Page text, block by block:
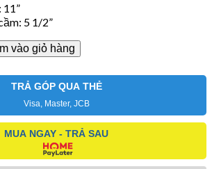
11”
5 1/2”
G3 Elongated Black/Red số lượng
vào giỏ hàng
TRẢ GÓP QUA THẺ
Visa, Master, JCB
MUA NGAY - TRẢ SAU